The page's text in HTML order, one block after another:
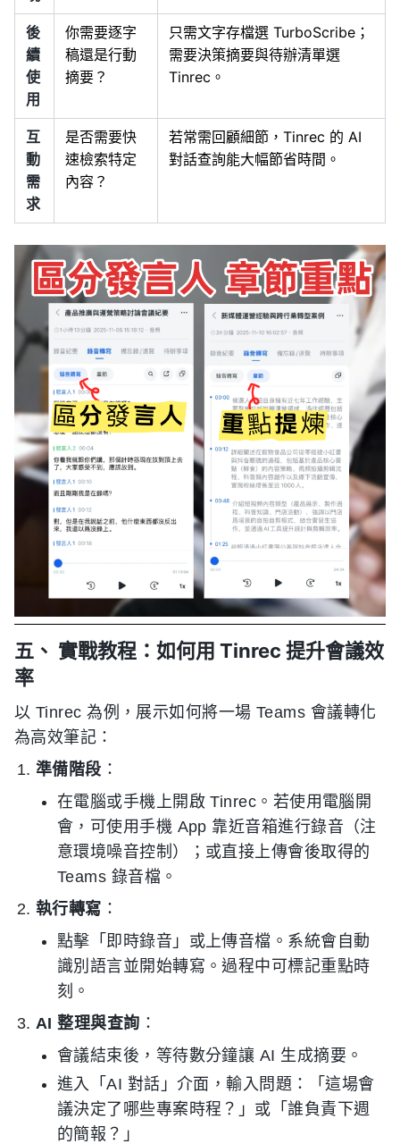
後
續
使
用
你需要逐字
稿還是行動
摘要？
只需文字存檔選 TurboScribe；
需要決策摘要與待辦清單選
Tinrec。
互
動
需
求
是否需要快
速檢索特定
內容？
若常需回顧細節，Tinrec 的 AI
對話查詢能大幅節省時間。
五、 實戰教程：如何用 Tinrec 提升會議效
率
以 Tinrec 為例，展示如何將一場 Teams 會議轉化
為高效筆記：
準備階段 ：
在電腦或手機上開啟 Tinrec。若使用電腦開
會，可使用手機 App 靠近音箱進行錄音（注
意環境噪音控制）；或直接上傳會後取得的
Teams 錄音檔。
執行轉寫 ：
點擊「即時錄音」或上傳音檔。系統會自動
識別語言並開始轉寫。過程中可標記重點時
刻。
AI 整理與查詢 ：
會議結束後，等待數分鐘讓 AI 生成摘要。
進入「AI 對話」介面，輸入問題：「這場會
議決定了哪些專案時程？」或「誰負責下週
的簡報？」